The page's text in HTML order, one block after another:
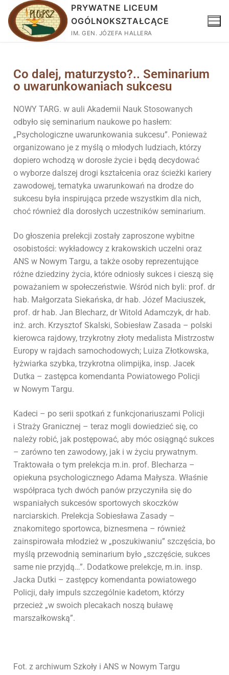
PRYWATNE LICEUM
OGÓLNOKSZTAŁCĄCE
IM. GEN. JÓZEFA HALLERA
Co dalej, maturzysto?.. Seminarium
o uwarunkowaniach sukcesu
NOWY TARG. w auli Akademii Nauk Stosowanych
odbyło się seminarium naukowe po hasłem:
„Psychologiczne uwarunkowania sukcesu”. Ponieważ
organizowano je z myślą o młodych ludziach, którzy
dopiero wchodzą w dorosłe życie i będą decydować
o wyborze dalszej drogi kształcenia oraz ścieżki kariery
zawodowej, tematyka uwarunkowań na drodze do
sukcesu była inspirująca przede wszystkim dla nich,
choć również dla dorosłych uczestników seminarium.
Do głoszenia prelekcji zostały zaproszone wybitne
osobistości: wykładowcy z krakowskich uczelni oraz
ANS w Nowym Targu, a także osoby reprezentujące
różne dziedziny życia, które odniosły sukces i cieszą się
poważaniem w społeczeństwie. Wśród nich byli: prof. dr
hab. Małgorzata Siekańska, dr hab. Józef Maciuszek,
prof. dr hab. Jan Blecharz, dr Witold Adamczyk, dr hab.
inż. arch. Krzysztof Skalski, Sobiesław Zasada – polski
kierowca rajdowy, trzykrotny złoty medalista Mistrzostw
Europy w rajdach samochodowych; Luiza Złotkowska,
łyżwiarka szybka, trzykrotna olimpijka, insp. Jacek
Dutka – zastępca komendanta Powiatowego Policji
w Nowym Targu.
Kadeci – po serii spotkań z funkcjonariuszami Policji
i Straży Granicznej – teraz mogli dowiedzieć się, co
należy robić, jak postępować, aby móc osiągnąć sukces
– zarówno ten zawodowy, jak i w życiu prywatnym.
Traktowała o tym prelekcja m.in. prof. Blecharza –
opiekuna psychologicznego Adama Małysza. Właśnie
współpraca tych dwóch panów przyczyniła się do
wspaniałych sukcesów sportowych skoczków
narciarskich. Prelekcja Sobiesława Zasady –
znakomitego sportowca, biznesmena – również
zainspirowała młodzież w „poszukiwaniu” szczęścia, bo
myślą przewodnią seminarium było „szczęście, sukces
same nie przyjdą…”. Dodatkowe prelekcje, m.in. insp.
Jacka Dutki – zastępcy komendanta powiatowego
Policji, dały impuls szczególnie kadetom, którzy
przecież „w swoich plecakach noszą buławę
marszałkowską”.
Fot. z archiwum Szkoły i ANS w Nowym Targu